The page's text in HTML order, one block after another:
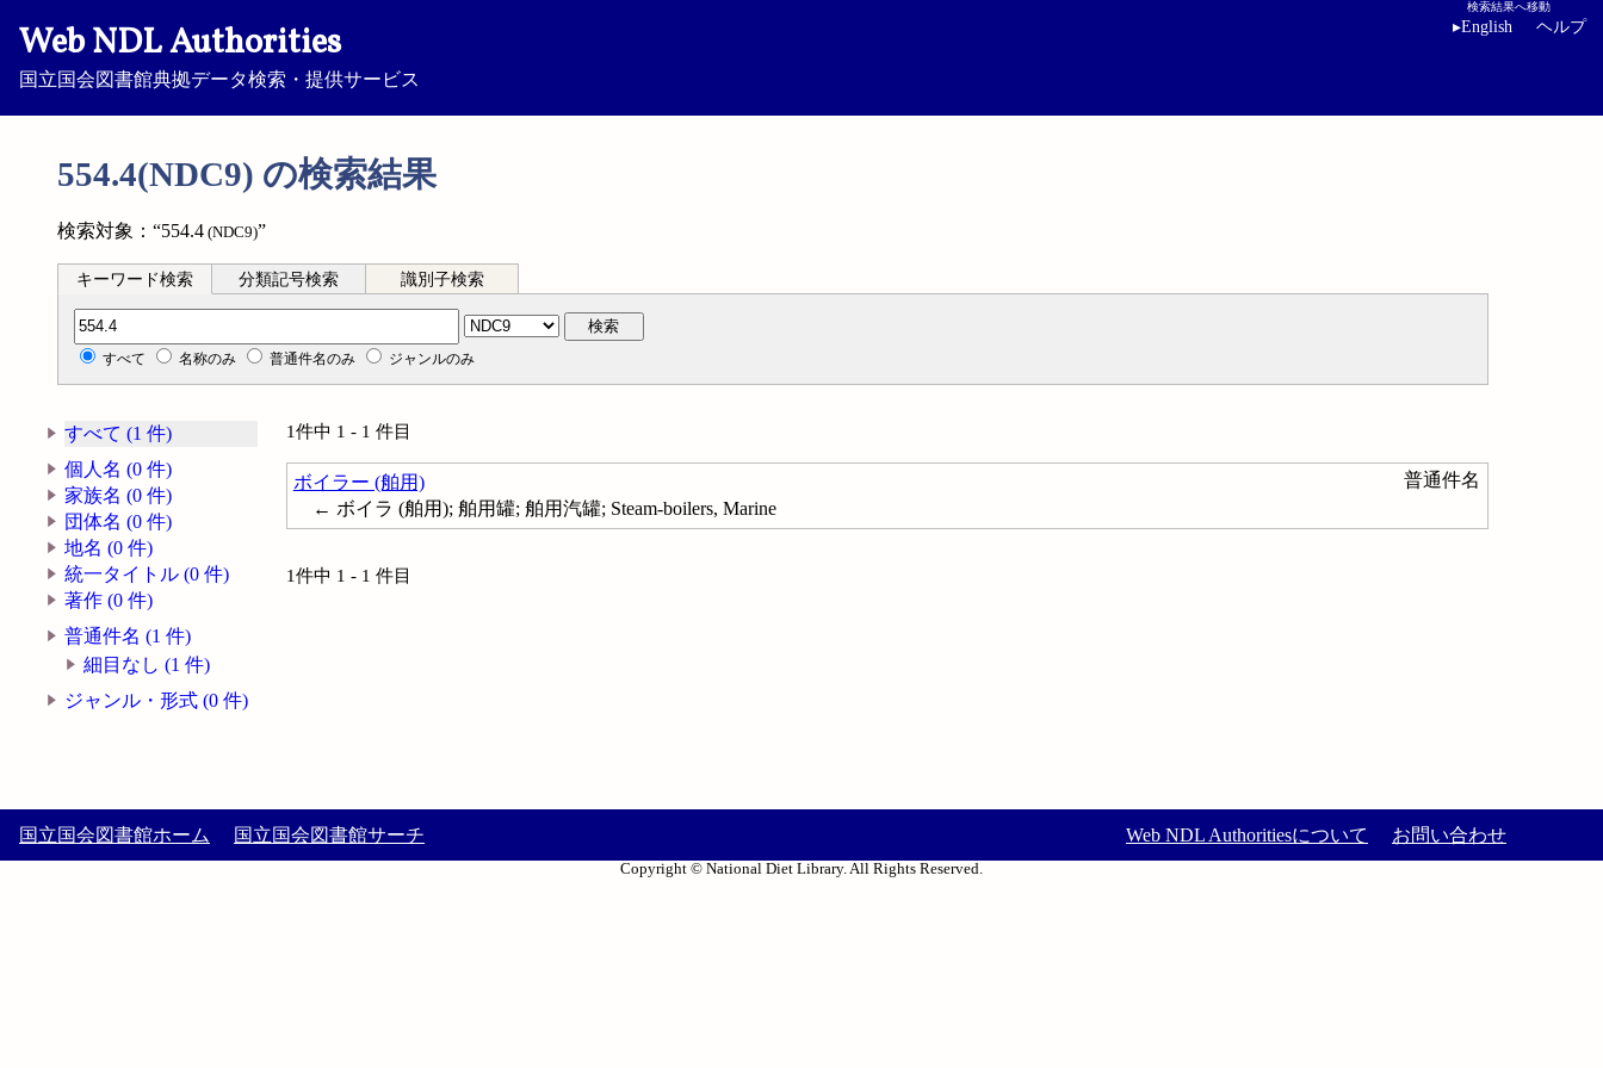
Web NDL Authorities
国立国会図書館典拠データ検索・提供サービス
検索結果へ移動
▸English ヘルプ
554.4(NDC9) の検索結果
検索対象：“554.4 (NDC9)”
キーワード検索 分類記号検索 識別子検索
分類記号検索 検索
すべて 名称のみ 普通件名のみ ジャンルのみ
すべて (1 件)
個人名 (0 件)
家族名 (0 件)
団体名 (0 件)
地名 (0 件)
統一タイトル (0 件)
著作 (0 件)
普通件名 (1 件)
細目なし (1 件)
ジャンル・形式 (0 件)
1件中 1 - 1 件目
ボイラー (舶用)
普通件名
← ボイラ (舶用); 舶用罐; 舶用汽罐; Steam-boilers, Marine
1件中 1 - 1 件目
国立国会図書館ホーム 国立国会図書館サーチ Web NDL Authoritiesについて お問い合わせ
Copyright © National Diet Library. All Rights Reserved.